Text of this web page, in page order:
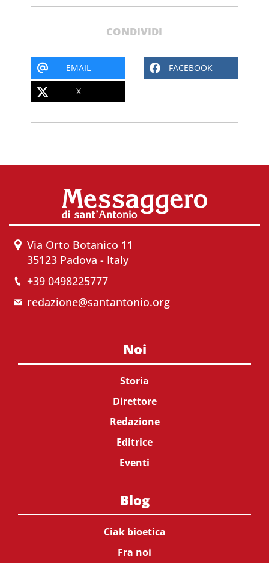
CONDIVIDI
EMAIL FACEBOOK
X
Via Orto Botanico 11
35123 Padova - Italy
+39 0498225777
redazione@santantonio.org
Noi
Storia
Direttore
Redazione
Editrice
Eventi
Blog
Ciak bioetica
Fra noi